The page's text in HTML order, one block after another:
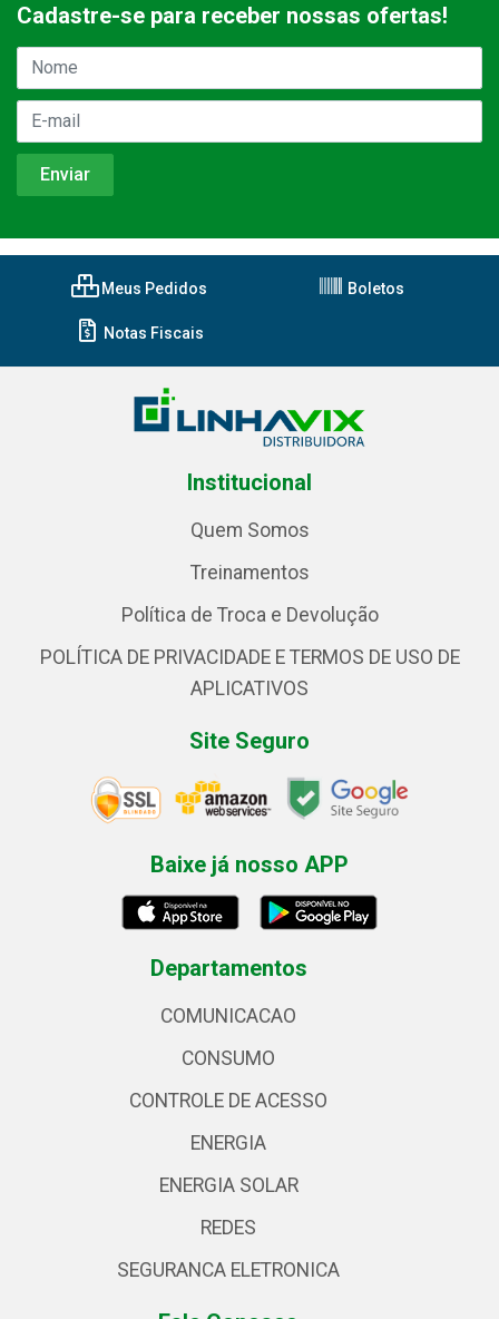
Cadastre-se para receber nossas ofertas!
Meus Pedidos Boletos
Notas Fiscais
Institucional
Quem Somos
Treinamentos
Política de Troca e Devolução
POLÍTICA DE PRIVACIDADE E TERMOS DE USO DE
APLICATIVOS
Site Seguro
Baixe já nosso APP
Departamentos
COMUNICACAO
CONSUMO
CONTROLE DE ACESSO
ENERGIA
ENERGIA SOLAR
REDES
SEGURANCA ELETRONICA